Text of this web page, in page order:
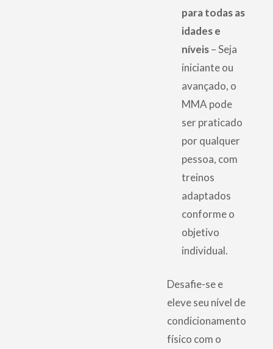
para todas as
idades e
níveis– Seja
iniciante ou
avançado, o
MMA pode
ser praticado
por qualquer
pessoa, com
treinos
adaptados
conforme o
objetivo
individual.
Desafie-se e
eleve seu nível de
condicionamento
físico com o